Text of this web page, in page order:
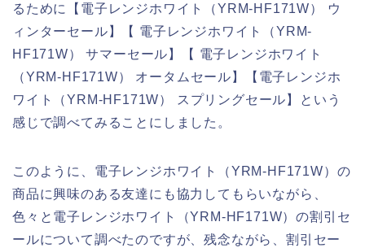
るために【電子レンジホワイト（YRM-HF171W） ウ
ィンターセール】【 電子レンジホワイト（YRM-
HF171W） サマーセール】【 電子レンジホワイト
（YRM-HF171W） オータムセール】【電子レンジホ
ワイト（YRM-HF171W） スプリングセール】という
感じで調べてみることにしました。
このように、電子レンジホワイト（YRM-HF171W）の
商品に興味のある友達にも協力してもらいながら、
色々と電子レンジホワイト（YRM-HF171W）の割引セ
ールについて調べたのですが、残念ながら、割引セー